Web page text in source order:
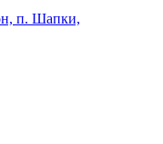
п. Шапки,